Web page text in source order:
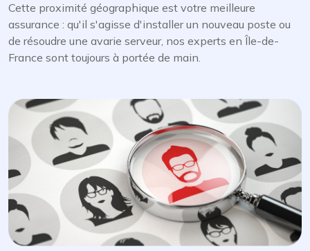
Cette proximité géographique est votre meilleure
assurance : qu'il s'agisse d'installer un nouveau poste ou
de résoudre une avarie serveur, nos experts en Île-de-
France sont toujours à portée de main.